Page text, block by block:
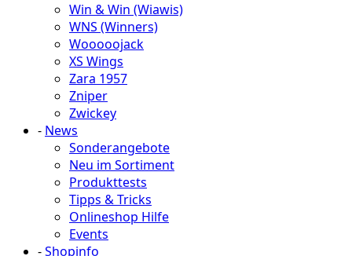
Win & Win (Wiawis)
WNS (Winners)
Wooooojack
XS Wings
Zara 1957
Zniper
Zwickey
- News
Sonderangebote
Neu im Sortiment
Produkttests
Tipps & Tricks
Onlineshop Hilfe
Events
-Shopinfo